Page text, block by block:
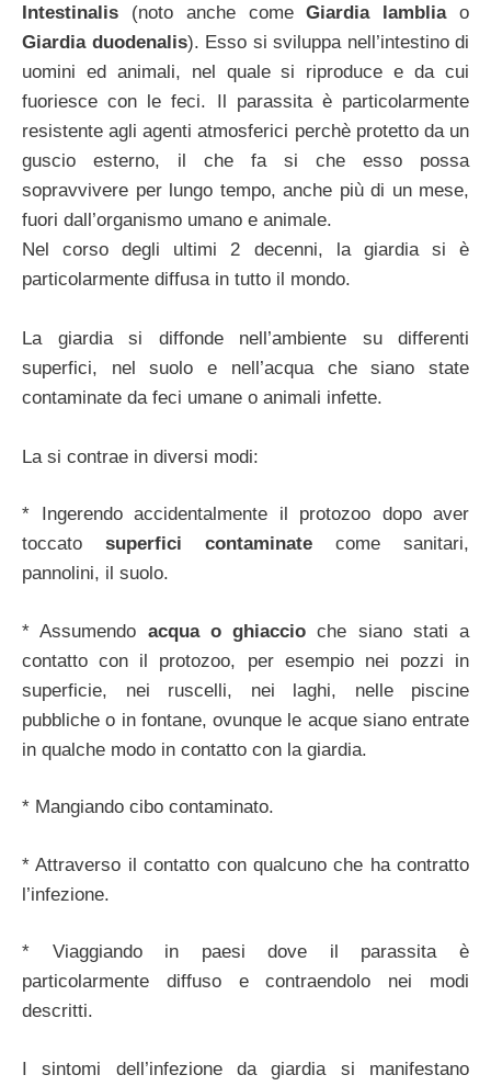
Intestinalis (noto anche comeGiardia lambliao
Giardia duodenalis). Esso si sviluppa nell’intestino di
uomini ed animali, nel quale si riproduce e da cui
fuoriesce con le feci. Il parassita è particolarmente
resistente agli agenti atmosferici perchè protetto da un
guscio esterno, il che fa si che esso possa
sopravvivere per lungo tempo, anche più di un mese,
fuori dall’organismo umano e animale.
Nel corso degli ultimi 2 decenni, la giardia si è
particolarmente diffusa in tutto il mondo.
La giardia si diffonde nell’ambiente su differenti
superfici, nel suolo e nell’acqua che siano state
contaminate da feci umane o animali infette.
La si contrae in diversi modi:
* Ingerendo accidentalmente il protozoo dopo aver
toccato superfici contaminate come sanitari,
pannolini, il suolo.
* Assumendo acqua o ghiaccio che siano stati a
contatto con il protozoo, per esempio nei pozzi in
superficie, nei ruscelli, nei laghi, nelle piscine
pubbliche o in fontane, ovunque le acque siano entrate
in qualche modo in contatto con la giardia.
* Mangiando cibo contaminato.
* Attraverso il contatto con qualcuno che ha contratto
l’infezione.
* Viaggiando in paesi dove il parassita è
particolarmente diffuso e contraendolo nei modi
descritti.
I sintomi dell’infezione da giardia si manifestano